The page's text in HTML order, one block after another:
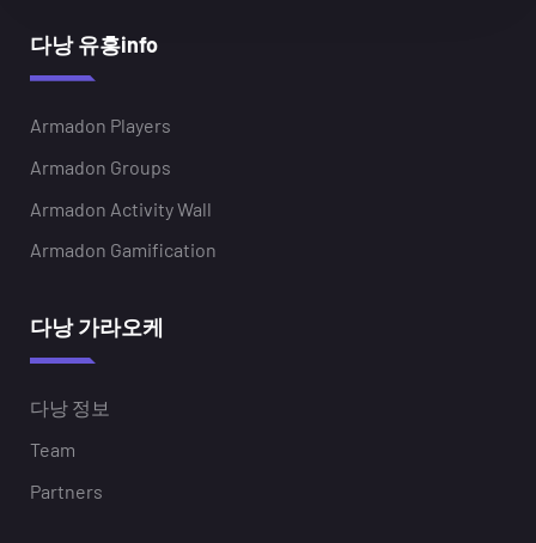
다낭 유흥info
Armadon Players
Armadon Groups
Armadon Activity Wall
Armadon Gamification
다낭 가라오케
다낭 정보
Team
Partners